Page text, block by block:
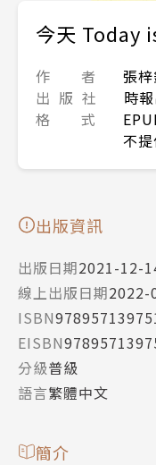
今天 Today
作 者
張梓
出 版 社
時
格 式
不
出版資訊
出版日期2021-12-
線上出版日期2022-
ISBN
EISBN
分級普級
語言繁體中文
簡介